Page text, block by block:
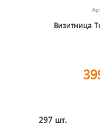
Визитница
297 шт.